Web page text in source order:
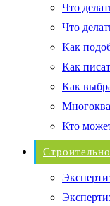
Что
Что
Как
Как
Как
Кто